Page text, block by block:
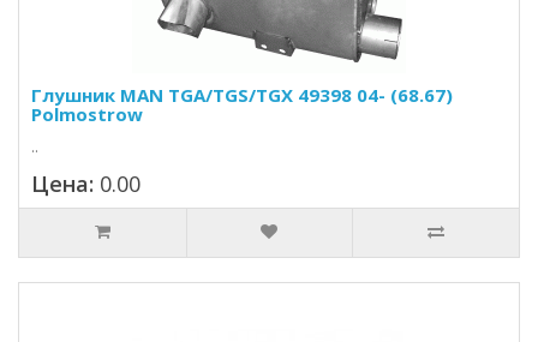
Глушник MAN TGA/TGS/TGX 49398 04- (68.67)
Polmostrow
..
Цена: 0.00